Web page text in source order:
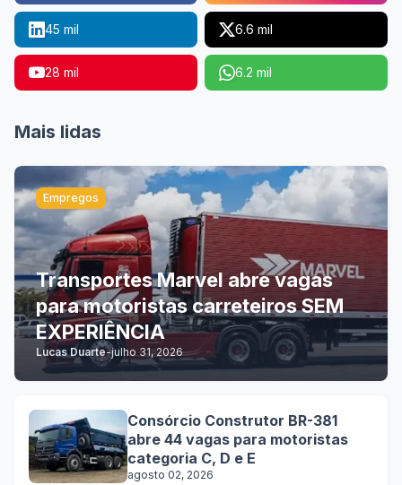
45 mil 6.6 mil
28 mil 6.2 mil
Mais lidas
Empregos
Transportes Marvel abre vagas
para motoristas carreteiros SEM
EXPERIÊNCIA
Lucas Duarte-julho 31, 2026
Consórcio Construtor BR-381
abre 44 vagas para motoristas
categoria C, D e E
agosto 02, 2026